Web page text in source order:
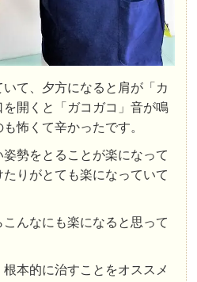
て、夕方になると肩が「カ
開くと「ガコガコ」音が鳴
怖くて辛かったです。
勢をとることが楽になって
りがとても楽になっていて
んなにも楽になると思って
本的に治すことをオススメ